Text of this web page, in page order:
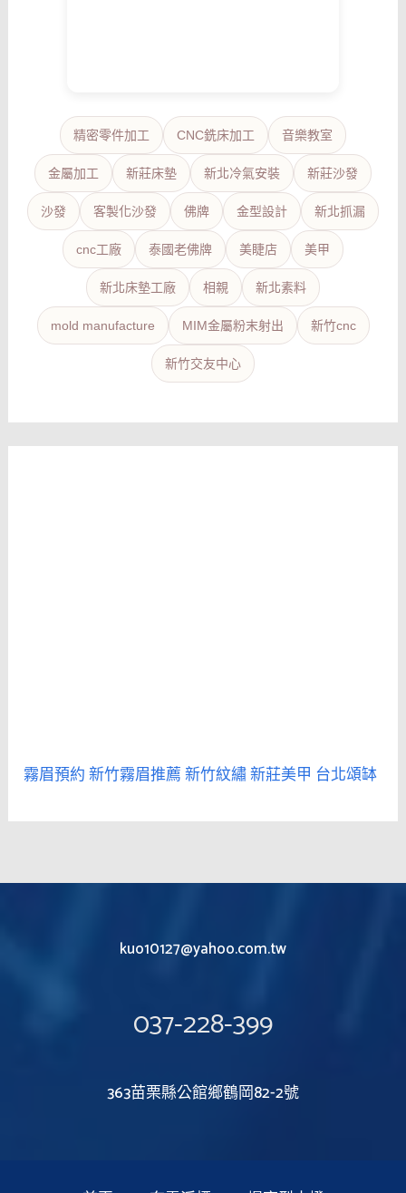
精密零件加工 CNC銑床加工 音樂教室
金屬加工 新莊床墊 新北冷氣安裝 新莊沙發
沙發 客製化沙發 佛牌 金型設計 新北抓漏
cnc工廠 泰國老佛牌 美睫店 美甲
新北床墊工廠 相親 新北素料
mold manufacture MIM金屬粉末射出 新竹cnc
新竹交友中心
霧眉預約新竹霧眉推薦新竹紋繡新莊美甲 台北頌缽
kuo10127@yahoo.com.tw
037-228-399
363苗栗縣公館鄉鶴岡82-2號